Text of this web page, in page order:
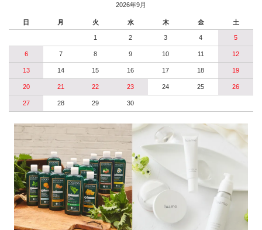
2026年9月
日 月 火 水 木 金 土
1 2 3 4 5
6 7 8 9 10 11 12
13 14 15 16 17 18 19
20 21 22 23 24 25 26
27 28 29 30